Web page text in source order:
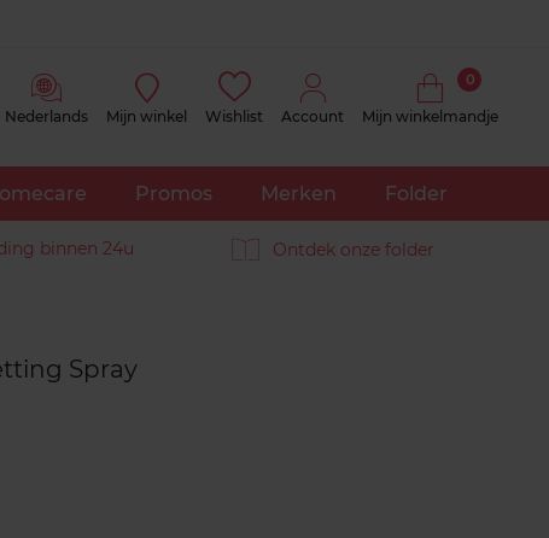
Nederlands Mijn winkel Wishlist Account Mijn winkelmandje
0
Promos Merken Folder
binnen 24u Ontdek onze folder
Spray